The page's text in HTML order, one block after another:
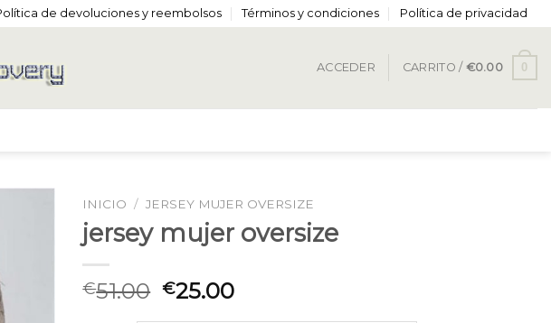
de devoluciones y reembolsos Términos y condiciones Política de privacidad
ACCEDER CARRITO / €0.00 0
INICIO / JERSEY MUJER OVERSIZE
jersey mujer oversize
€51.00 €25.00